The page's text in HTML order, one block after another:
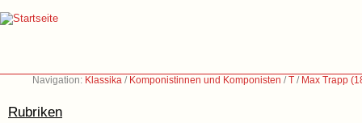
Navigation: Klassika / Komponistinnen und Komponisten /T / Max Trapp
Rubriken